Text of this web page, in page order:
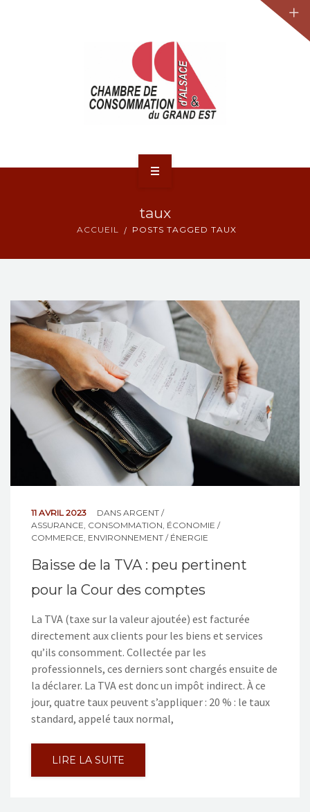
NOS ACTIONS
CONTACT
taux
ACCUEIL POSTS TAGGED TAUX
11 AVRIL 2023 DANS ARGENT /
ASSURANCE CONSOMMATION ÉCONOMIE /
COMMERCE ENVIRONNEMENT / ÉNERGIE
Baisse de la TVA : peu pertinent
pour la Cour des comptes
La TVA (taxe sur la valeur ajoutée) est facturée
directement aux clients pour les biens et services
qu’ils consomment. Collectée par les
professionnels, ces derniers sont chargés ensuite de
la déclarer. La TVA est donc un impôt indirect. À ce
jour, quatre taux peuvent s’appliquer : 20 % : le taux
standard, appelé taux normal,
LIRE LA SUITE